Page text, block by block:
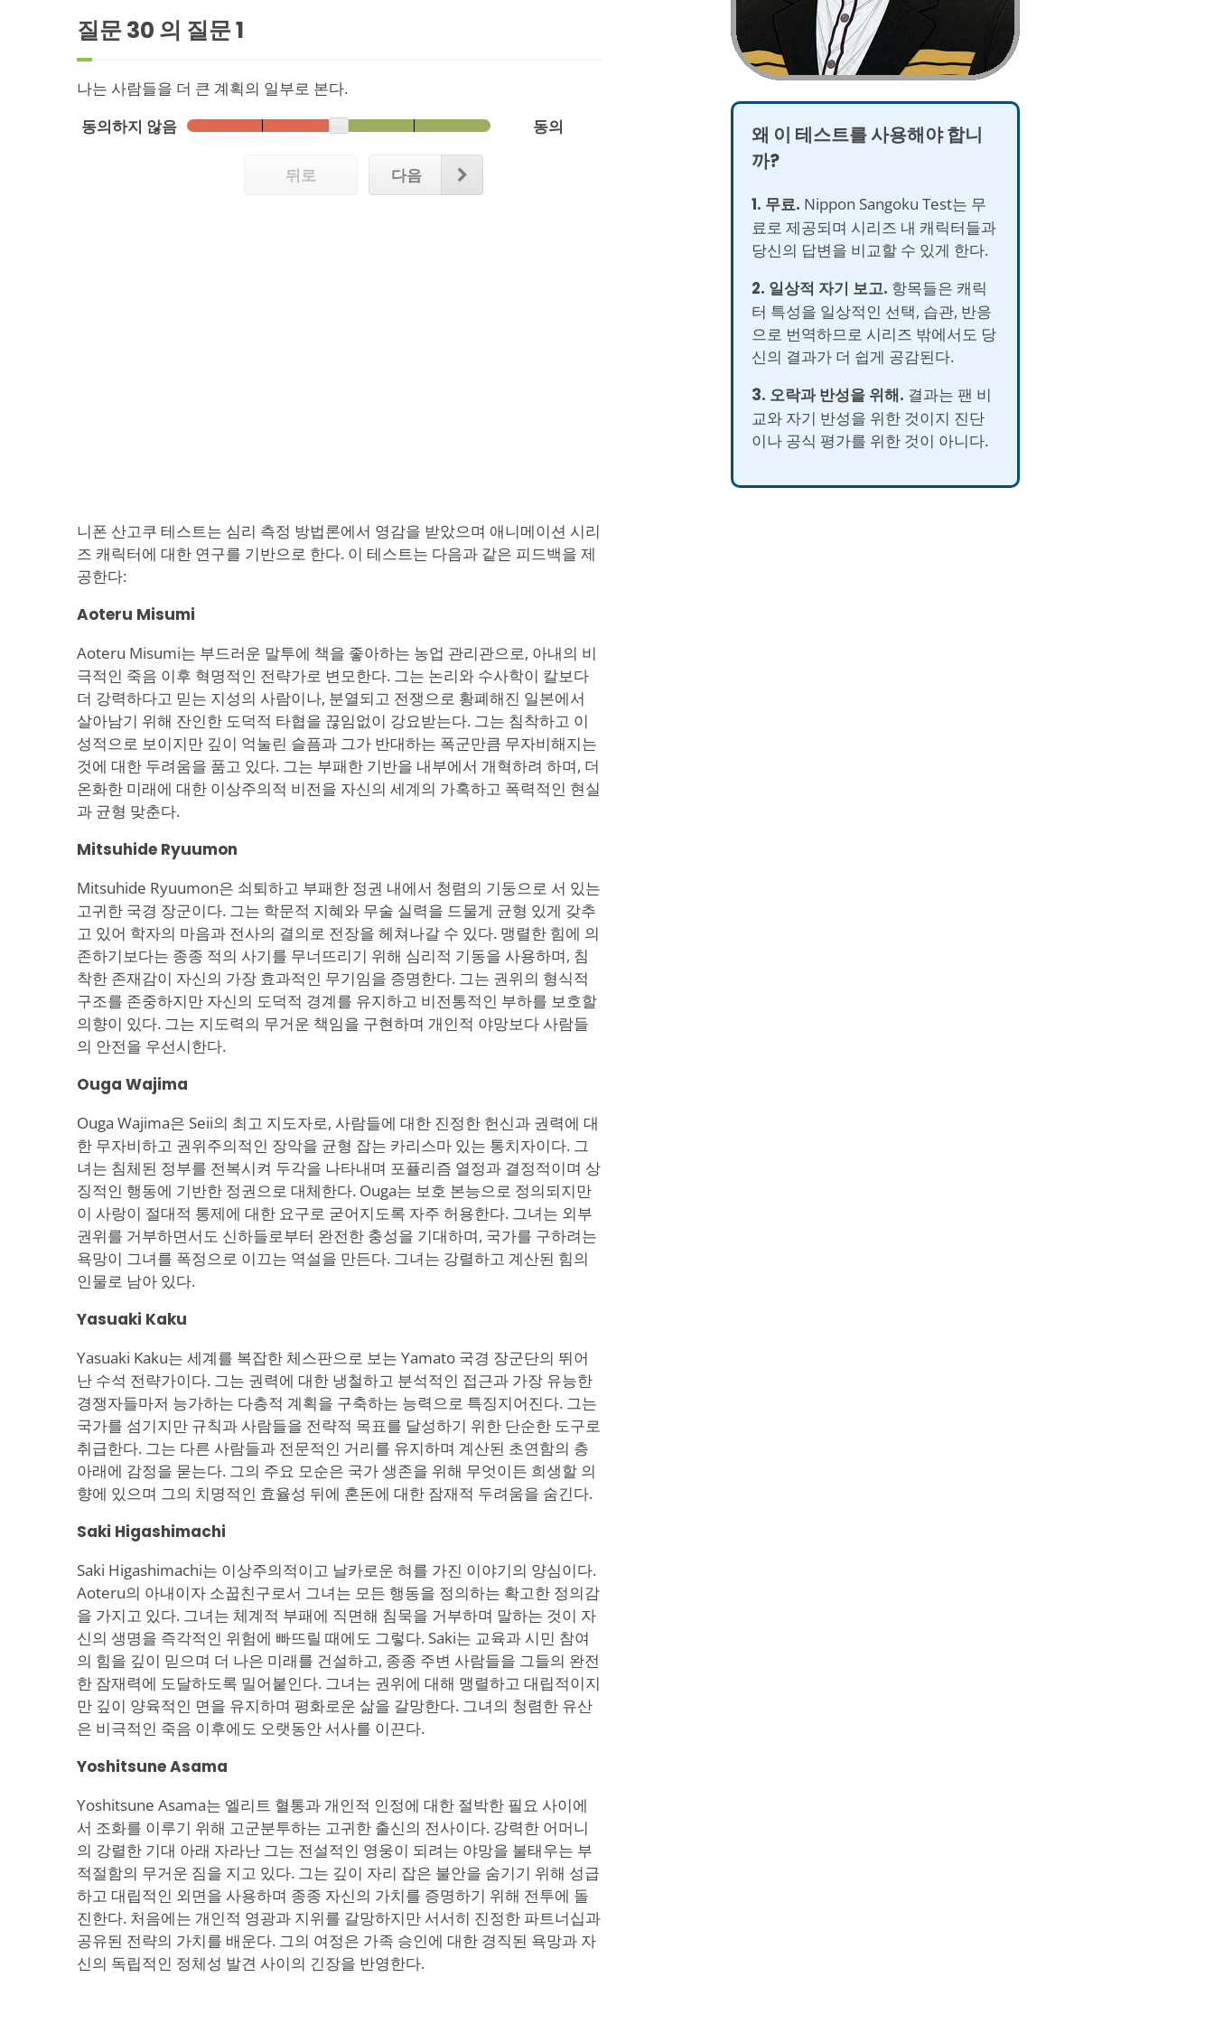
질문 30 의 질문1
나는 사람들을 더 큰 계획의 일부로 본다.
동의하지 않음
동의
뒤로 다음
니폰 산고쿠 테스트는 심리 측정 방법론에서 영감을 받았으며 애니메이션 시리
즈 캐릭터에 대한 연구를 기반으로 한다. 이 테스트는 다음과 같은 피드백을 제
공한다:
Aoteru Misumi
Aoteru Misumi는 부드러운 말투에 책을 좋아하는 농업 관리관으로, 아내의 비
극적인 죽음 이후 혁명적인 전략가로 변모한다. 그는 논리와 수사학이 칼보다
더 강력하다고 믿는 지성의 사람이나, 분열되고 전쟁으로 황폐해진 일본에서
살아남기 위해 잔인한 도덕적 타협을 끊임없이 강요받는다. 그는 침착하고 이
성적으로 보이지만 깊이 억눌린 슬픔과 그가 반대하는 폭군만큼 무자비해지는
것에 대한 두려움을 품고 있다. 그는 부패한 기반을 내부에서 개혁하려 하며, 더
온화한 미래에 대한 이상주의적 비전을 자신의 세계의 가혹하고 폭력적인 현실
과 균형 맞춘다.
Mitsuhide Ryuumon
Mitsuhide Ryuumon은 쇠퇴하고 부패한 정권 내에서 청렴의 기둥으로 서 있는
고귀한 국경 장군이다. 그는 학문적 지혜와 무술 실력을 드물게 균형 있게 갖추
고 있어 학자의 마음과 전사의 결의로 전장을 헤쳐나갈 수 있다. 맹렬한 힘에 의
존하기보다는 종종 적의 사기를 무너뜨리기 위해 심리적 기동을 사용하며, 침
착한 존재감이 자신의 가장 효과적인 무기임을 증명한다. 그는 권위의 형식적
구조를 존중하지만 자신의 도덕적 경계를 유지하고 비전통적인 부하를 보호할
의향이 있다. 그는 지도력의 무거운 책임을 구현하며 개인적 야망보다 사람들
의 안전을 우선시한다.
Ouga Wajima
Ouga Wajima은 Seii의 최고 지도자로, 사람들에 대한 진정한 헌신과 권력에 대
한 무자비하고 권위주의적인 장악을 균형 잡는 카리스마 있는 통치자이다. 그
녀는 침체된 정부를 전복시켜 두각을 나타내며 포퓰리즘 열정과 결정적이며 상
징적인 행동에 기반한 정권으로 대체한다. Ouga는 보호 본능으로 정의되지만
이 사랑이 절대적 통제에 대한 요구로 굳어지도록 자주 허용한다. 그녀는 외부
권위를 거부하면서도 신하들로부터 완전한 충성을 기대하며, 국가를 구하려는
욕망이 그녀를 폭정으로 이끄는 역설을 만든다. 그녀는 강렬하고 계산된 힘의
인물로 남아 있다.
Yasuaki Kaku
Yasuaki Kaku는 세계를 복잡한 체스판으로 보는 Yamato 국경 장군단의 뛰어
난 수석 전략가이다. 그는 권력에 대한 냉철하고 분석적인 접근과 가장 유능한
경쟁자들마저 능가하는 다층적 계획을 구축하는 능력으로 특징지어진다. 그는
국가를 섬기지만 규칙과 사람들을 전략적 목표를 달성하기 위한 단순한 도구로
취급한다. 그는 다른 사람들과 전문적인 거리를 유지하며 계산된 초연함의 층
아래에 감정을 묻는다. 그의 주요 모순은 국가 생존을 위해 무엇이든 희생할 의
향에 있으며 그의 치명적인 효율성 뒤에 혼돈에 대한 잠재적 두려움을 숨긴다.
Saki Higashimachi
Saki Higashimachi는 이상주의적이고 날카로운 혀를 가진 이야기의 양심이다.
Aoteru의 아내이자 소꿉친구로서 그녀는 모든 행동을 정의하는 확고한 정의감
을 가지고 있다. 그녀는 체계적 부패에 직면해 침묵을 거부하며 말하는 것이 자
신의 생명을 즉각적인 위험에 빠뜨릴 때에도 그렇다. Saki는 교육과 시민 참여
의 힘을 깊이 믿으며 더 나은 미래를 건설하고, 종종 주변 사람들을 그들의 완전
한 잠재력에 도달하도록 밀어붙인다. 그녀는 권위에 대해 맹렬하고 대립적이지
만 깊이 양육적인 면을 유지하며 평화로운 삶을 갈망한다. 그녀의 청렴한 유산
은 비극적인 죽음 이후에도 오랫동안 서사를 이끈다.
Yoshitsune Asama
Yoshitsune Asama는 엘리트 혈통과 개인적 인정에 대한 절박한 필요 사이에
서 조화를 이루기 위해 고군분투하는 고귀한 출신의 전사이다. 강력한 어머니
의 강렬한 기대 아래 자라난 그는 전설적인 영웅이 되려는 야망을 불태우는 부
적절함의 무거운 짐을 지고 있다. 그는 깊이 자리 잡은 불안을 숨기기 위해 성급
하고 대립적인 외면을 사용하며 종종 자신의 가치를 증명하기 위해 전투에 돌
진한다. 처음에는 개인적 영광과 지위를 갈망하지만 서서히 진정한 파트너십과
공유된 전략의 가치를 배운다. 그의 여정은 가족 승인에 대한 경직된 욕망과 자
신의 독립적인 정체성 발견 사이의 긴장을 반영한다.
왜 이 테스트를 사용해야 합니
까?
1. 무료. Nippon Sangoku Test는 무
료로 제공되며 시리즈 내 캐릭터들과
당신의 답변을 비교할 수 있게 한다.
2. 일상적 자기 보고. 항목들은 캐릭
터 특성을 일상적인 선택, 습관, 반응
으로 번역하므로 시리즈 밖에서도 당
신의 결과가 더 쉽게 공감된다.
3. 오락과 반성을 위해. 결과는 팬 비
교와 자기 반성을 위한 것이지 진단
이나 공식 평가를 위한 것이 아니다.